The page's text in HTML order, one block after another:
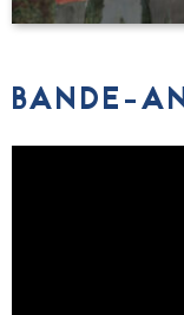
BANDE-